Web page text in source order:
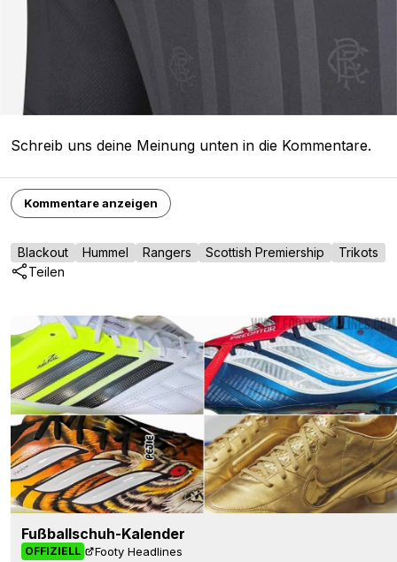
Schreib uns deine Meinung unten in die Kommentare.
Kommentare anzeigen
Blackout Hummel Rangers Scottish Premiership
Trikots
Teilen
Fußballschuh-Kalender
OFFIZIELL Footy Headlines